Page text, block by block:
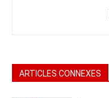
ARTICLES CONNEXES